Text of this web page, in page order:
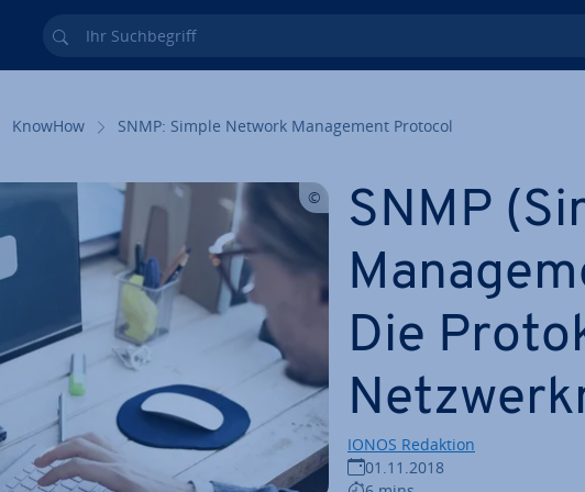
Ihr Such­be­griff
KnowHow SNMP: Simple Network Ma­nage­ment Protocol
SNMP
Die
IONOS Redaktion
01.11.2018